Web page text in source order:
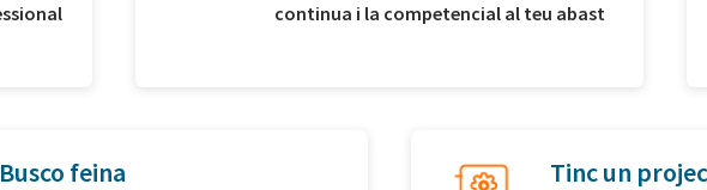
continua i la competencial al teu abast
Busco feina Tinc un